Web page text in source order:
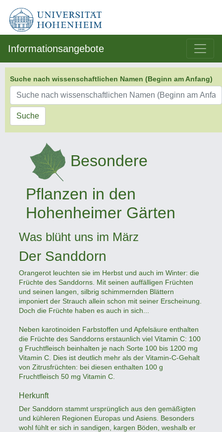
Informationsangebote
Suche nach wissenschaftlichen Namen (Beginn am Anfang)
Suche
Besondere
Pflanzen in den
Hohenheimer Gärten
Was blüht uns im März
Der Sanddorn
Orangerot leuchten sie im Herbst und auch im Winter: die
Früchte des Sanddorns. Mit seinen auffälligen Früchten
und seinen langen, silbrig schimmernden Blättern
imponiert der Strauch allein schon mit seiner Erscheinung.
Doch die Früchte haben es auch in sich...
Neben karotinoiden Farbstoffen und Apfelsäure enthalten
die Früchte des Sanddorns erstaunlich viel Vitamin C: 100
g Fruchtfleisch beinhalten je nach Sorte 100 bis 1200 mg
Vitamin C. Dies ist deutlich mehr als der Vitamin-C-Gehalt
von Zitrusfrüchten: bei diesen enthalten 100 g
Fruchtfleisch 50 mg Vitamin C.
Herkunft
Der Sanddorn stammt ursprünglich aus den gemäßigten
und kühleren Regionen Europas und Asiens. Besonders
wohl fühlt er sich in sandigen, kargen Böden, weshalb er